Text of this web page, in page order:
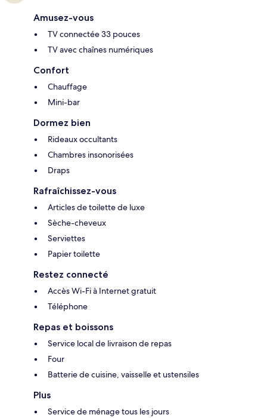
Amusez-vous
TV connectée 33 pouces
TV avec chaînes numériques
Confort
Chauffage
Mini-bar
Dormez bien
Rideaux occultants
Chambres insonorisées
Draps
Rafraîchissez-vous
Articles de toilette de luxe
Sèche-cheveux
Serviettes
Papier toilette
Restez connecté
Accès Wi-Fi à Internet gratuit
Téléphone
Repas et boissons
Service local de livraison de repas
Four
Batterie de cuisine, vaisselle et ustensiles
Plus
Service de ménage tous les jours